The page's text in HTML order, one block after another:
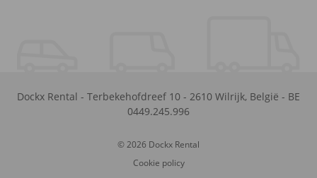
Dockx Rental - Terbekehofdreef 10 - 2610 Wilrijk, België - BE
0449.245.996
© 2026 Dockx Rental
Cookie policy